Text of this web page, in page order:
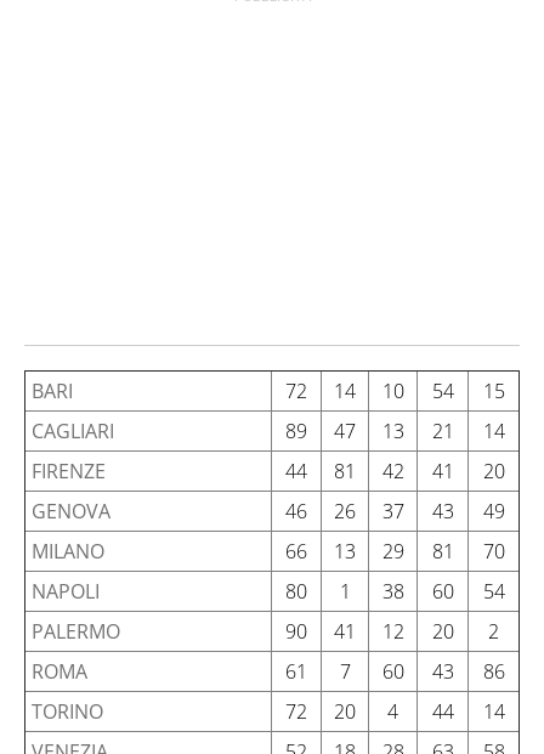
BARI 72 14 10 54
15
CAGLIARI
89 47 13 21
14
FIRENZE
44 81 42 41
20
GENOVA
46 26 37 43
49
MILANO
66 13 29 81
70
NAPOLI
80 1 38 60
54
PALERMO
90 41 12 20
2
ROMA
61 7 60 43
86
TORINO
72 20 4 44
14